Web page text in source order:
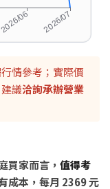
情參考；實際價
議洽詢承辦營業
買家而言， 值得考
成本，每月 2369 元